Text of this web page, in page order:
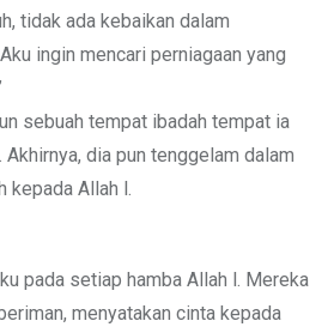
tidak ada kebaikan dalam
ingin mencari perniagaan yang
sebuah tempat ibadah tempat ia
dia pun tenggelam dalam
kepada Allah l.
pada setiap hamba Allah l. Mereka
menyatakan cinta kepada